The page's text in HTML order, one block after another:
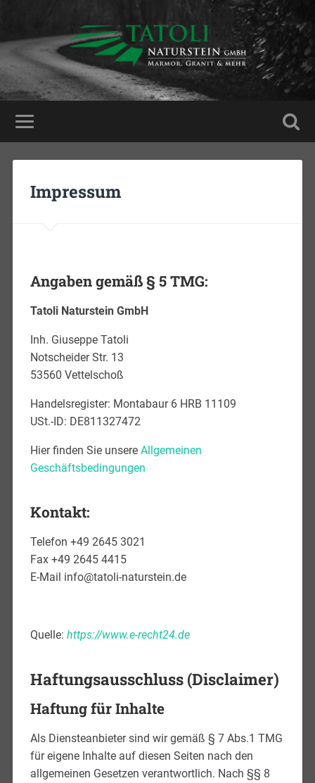
Impressum
Angaben gemäß § 5 TMG:
Tatoli Naturstein GmbH
Inh. Giuseppe Tatoli
Notscheider Str. 13
53560 Vettelschoß
Handelsregister: Montabaur 6 HRB 11109
USt.-ID: DE811327472
Hier finden Sie unsere Allgemeinen
Geschäftsbedingungen
Kontakt:
Telefon +49 2645 3021
Fax +49 2645 4415
E-Mail info@tatoli-naturstein.de
Quelle: https://www.e-recht24.de
Haftungsausschluss (Disclaimer)
Haftung für Inhalte
Als Diensteanbieter sind wir gemäß § 7 Abs.1 TMG
für eigene Inhalte auf diesen Seiten nach den
allgemeinen Gesetzen verantwortlich. Nach §§ 8